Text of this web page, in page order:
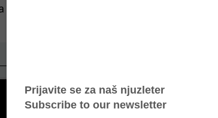
civilnom društvu Srbije